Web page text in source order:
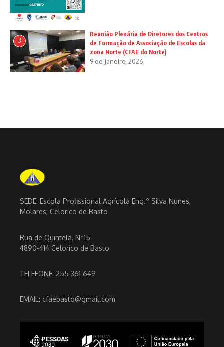
3
Reunião Plenária de Diretores dos Centros
de Formação de Associação de Escolas da
zona Norte (CFAE do Norte)
9 de Janeiro, 2026
SEDE: Escola Profissional Agrícola Eng.º Silva Nunes,
Molares, Celorico de Basto
Rua de Quintela, Nº15
4890-414 Celorico de Basto
TELEFONE: 255 361 649
EMAIL: cfaebasto@gmail.com